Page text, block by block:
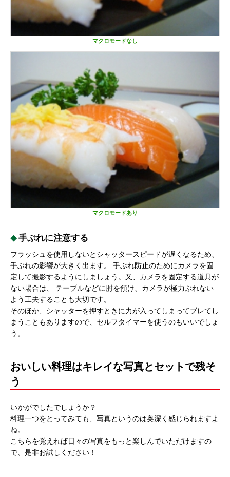
マクロモードなし
マクロモードあり
手ぶれに注意する
フラッシュを使用しないとシャッタースピードが遅くなるため、
手ぶれの影響が大きく出ます。 手ぶれ防止のためにカメラを固
定して撮影するようにしましょう。又、カメラを固定する道具が
ない場合は、 テーブルなどに肘を預け、カメラが極力ぶれない
よう工夫することも大切です。
そのほか、シャッターを押すときに力が入ってしまってブレてし
まうこともありますので、セルフタイマーを使うのもいいでしょ
う。
おいしい料理はキレイな写真とセットで残そ
う
いかがでしたでしょうか？
料理一つをとってみても、写真というのは奥深く感じられますよ
ね。
こちらを覚えれば日々の写真をもっと楽しんでいただけますの
で、是非お試しください！